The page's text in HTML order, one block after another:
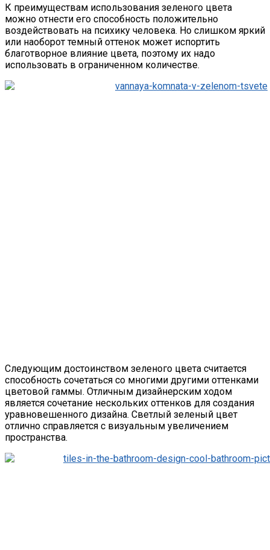
К преимуществам использования зеленого цвета
можно отнести его способность положительно
воздействовать на психику человека. Но слишком яркий
или наоборот темный оттенок может испортить
благотворное влияние цвета, поэтому их надо
использовать в ограниченном количестве.
Следующим достоинством зеленого цвета считается
способность сочетаться со многими другими оттенками
цветовой гаммы. Отличным дизайнерским ходом
является сочетание нескольких оттенков для создания
уравновешенного дизайна. Светлый зеленый цвет
отлично справляется с визуальным увеличением
пространства.